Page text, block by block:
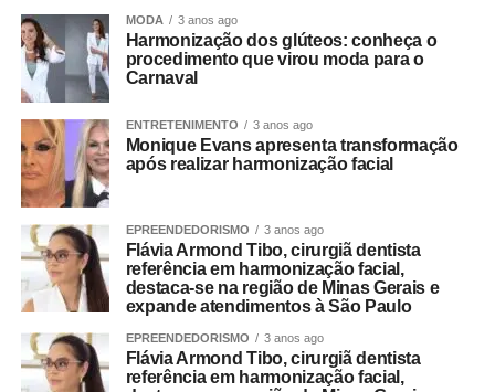
MODA 3 anos ago
Harmonização dos glúteos: conheça o
procedimento que virou moda para o
Carnaval
ENTRETENIMENTO 3 anos ago
Monique Evans apresenta transformação
após realizar harmonização facial
EPREENDEDORISMO 3 anos ago
Flávia Armond Tibo, cirurgiã dentista
referência em harmonização facial,
destaca-se na região de Minas Gerais e
expande atendimentos à São Paulo
EPREENDEDORISMO 3 anos ago
Flávia Armond Tibo, cirurgiã dentista
referência em harmonização facial,